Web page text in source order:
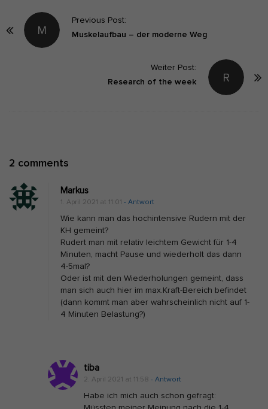
M
Previous Post:
Muskelaufbau – der moderne Weg
R
Weiter Post:
Research of the week
2 comments
E
n
e
(
A
u
s
e
r
Markus
1. April 2021 at 11:01 - Antwort
Wie kann man das hochintensive Rudern mit der
KH gemeint?
Rudert man mit relativ leichtem Gewicht für 1-4
Minuten, macht Pause und wiederholt das dann
4-5mal?
Oder ist mit den Wiederholungen gemeint, dass
man sich auch hier im max.Kraft-Bereich befindet
(dann kommt man aber wahrscheinlich nicht auf 1-
4 Minuten Belastung?)
tiba
2. April 2021 at 11:58 - Antwort
Habe ich mich auch schon gefragt: